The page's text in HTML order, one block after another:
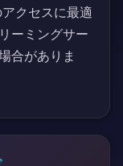
クセスに最適
ーミングサー
合がありま